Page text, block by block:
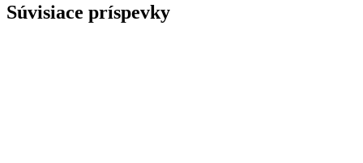
Súvisiace príspevky